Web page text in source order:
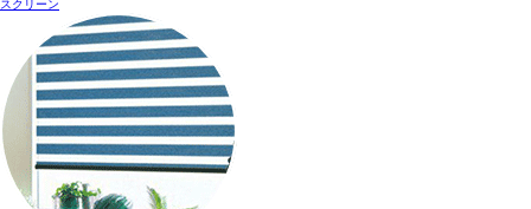
スクリーン